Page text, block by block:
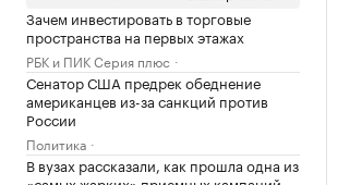
Зачем инвестировать в торговые
пространства на первых этажах
РБК и ПИК Серия плюс
Сенатор США предрек обеднение
американцев из-за санкций против
России
Политика
В вузах рассказали, как прошла одна из